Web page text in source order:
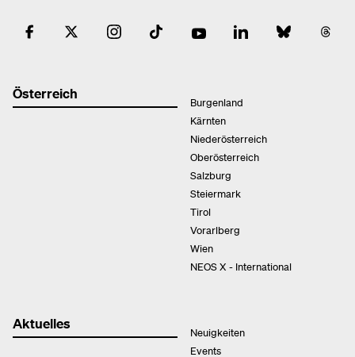
Österreich
Burgenland
Kärnten
Niederösterreich
Oberösterreich
Salzburg
Steiermark
Tirol
Vorarlberg
Wien
NEOS X - International
Aktuelles
Neuigkeiten
Events